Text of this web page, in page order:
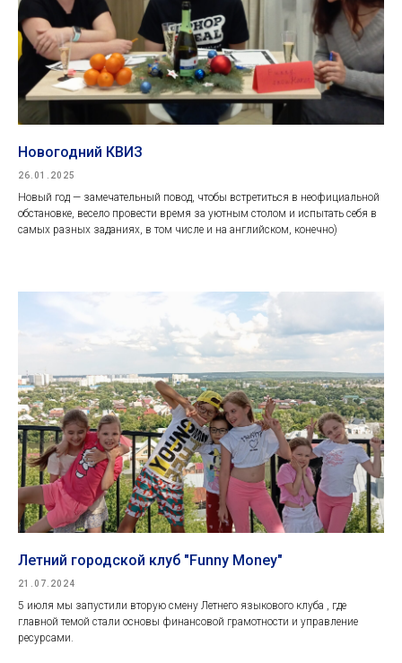
Новогодний КВИЗ
26.01.2025
Новый год — замечательный повод, чтобы встретиться в неофициальной
обстановке, весело провести время за уютным столом и испытать себя в
самых разных заданиях, в том числе и на английском, конечно)
Летний городской клуб "Funny Money"
21.07.2024
5 июля мы запустили вторую смену Летнего языкового клуба , где
главной темой стали основы финансовой грамотности и управление
ресурсами.